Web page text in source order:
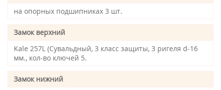
на опорных подшипниках 3 шт.
Замок верхний
Kale 257L (Сувальдный, 3 класс защиты, 3 ригеля d-16
мм., кол-во ключей 5.
Замок нижний